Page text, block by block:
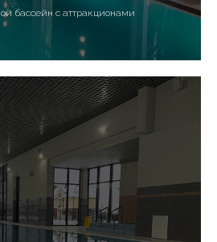
бассейн с аттракционами